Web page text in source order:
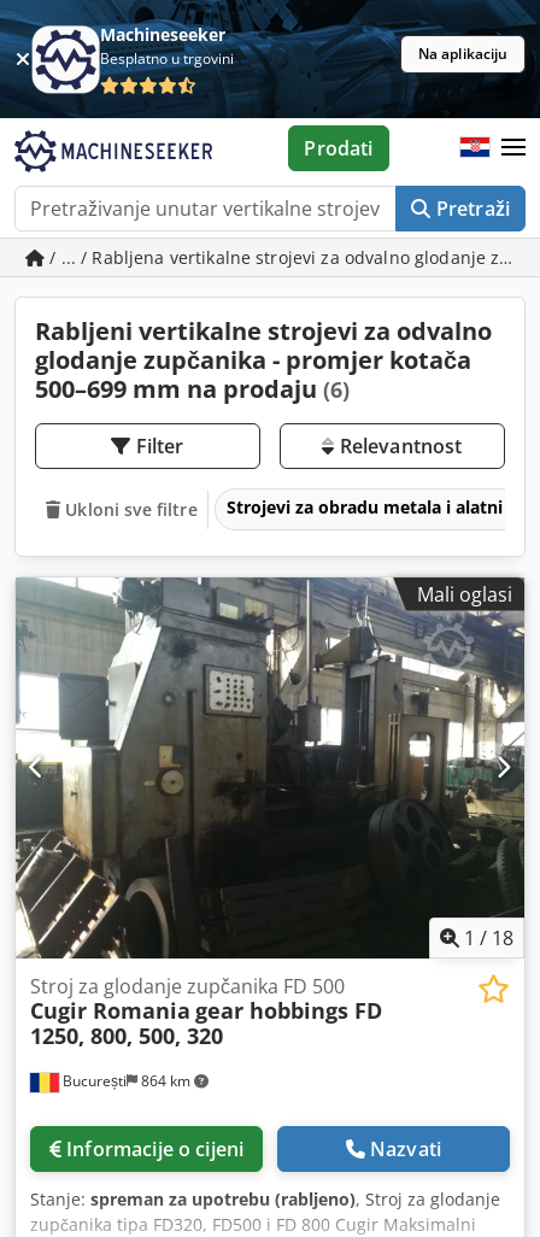
Machineseeker
Besplatno u trgovini Na aplikaciju
Pretraži
Prodati
/ ... / Rabljena vertikalne strojevi za odvalno glodanje
Rabljeni vertikalne strojevi za odvalno
glodanje zupčanika - promjer kotača
500–699 mm na prodaju (6)
Filter Relevantnost
Ukloni sve filtre Strojevi za obradu metala i alatni
Mali oglasi
1 / 18
București 864 km
Stroj za glodanje zupčanika FD 500
Cugir Romania gear hobbings FD
1250, 800, 500, 320
Informacije o cijeni Nazvati
Stanje: spreman za upotrebu (rabljeno), Stroj za glodanje
zupčanika tipa FD320, FD500 i FD 800 Cugir Maksimalni